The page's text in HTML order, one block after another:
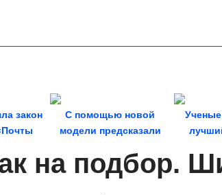
закон
С помощью новой
модели предсказали
на...
на подбор.